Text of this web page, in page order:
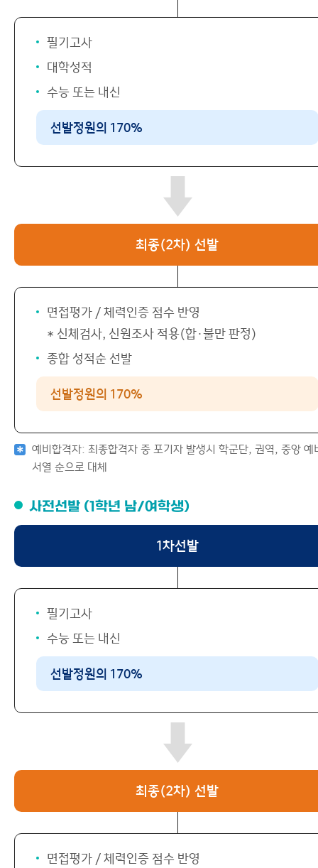
필기고사
대학성적
수능 또는 내신
선발정원의 170%
최종(2차) 선발
면접평가 / 체력인증 점수 반영
* 신체검사, 신원조사 적용(합·불만 판정)
종합 성적순 선발
선발정원의 170%
예비합격자: 최종합격자 중 포기자 발생시 학군단, 권역, 중앙 예
서열 순으로 대체
사전선발 (1학년 남/여학생)
1차선발
필기고사
수능 또는 내신
선발정원의 170%
최종(2차) 선발
면접평가 / 체력인증 점수 반영